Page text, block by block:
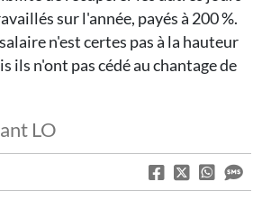
sur l'année, payés à 200 %.
n'est certes pas à la hauteur
ils n'ont pas cédé au chantage de
LO